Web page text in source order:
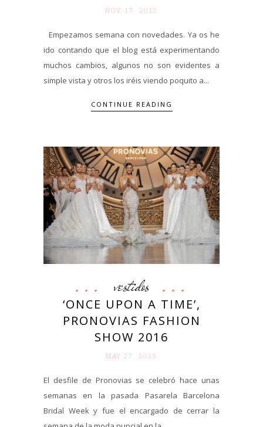
NOV 17. 2015
Empezamos semana con novedades. Ya os he
ido contando que el blog está experimentando
muchos cambios, algunos no son evidentes a
simple vista y otros los iréis viendo poquito a...
CONTINUE READING
vestidos
‘ONCE UPON A TIME’,
PRONOVIAS FASHION
SHOW 2016
MAY 27. 2015
El desfile de Pronovias se celebró hace unas
semanas en la pasada Pasarela Barcelona
Bridal Week y fue el encargado de cerrar la